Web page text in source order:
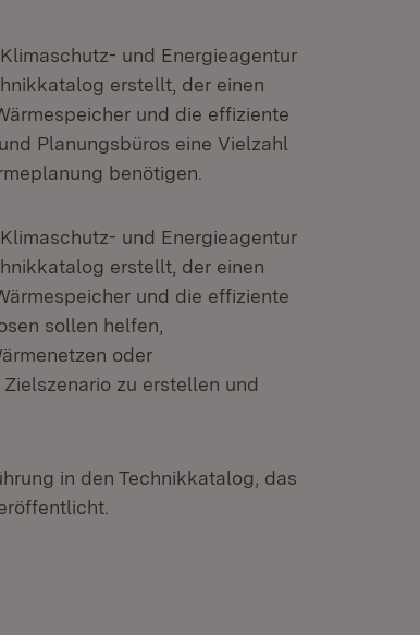
und Energieagentur
erstellt, der einen
und die effiziente
Planungsbüros eine Vielzahl
benötigen.
und Energieagentur
erstellt, der einen
und die effiziente
sollen helfen,
oder
zu erstellen und
in den Technikkatalog, das